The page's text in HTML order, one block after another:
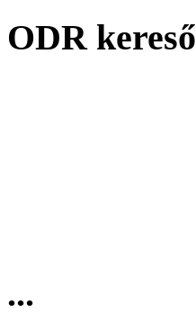
ODR kereső
...